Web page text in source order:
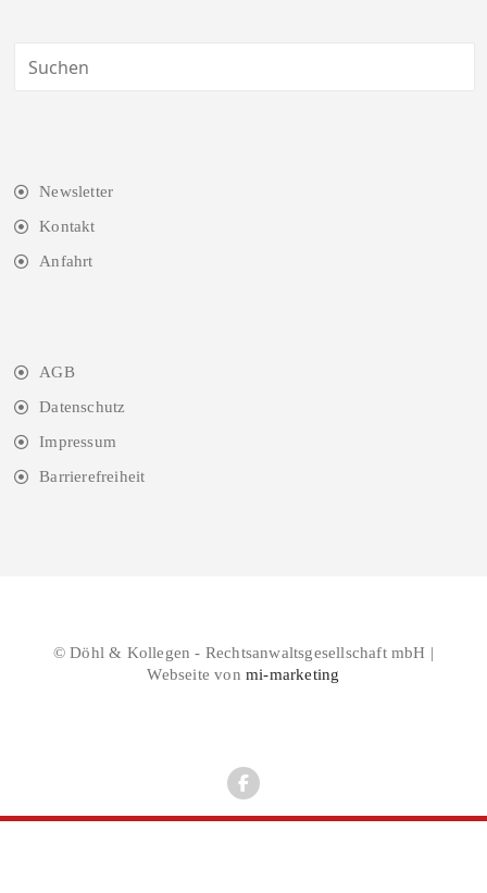
Newsletter
Kontakt
Anfahrt
AGB
Datenschutz
Impressum
Barrierefreiheit
© Döhl & Kollegen - Rechtsanwaltsgesellschaft mbH |
Webseite vonmi-marketing